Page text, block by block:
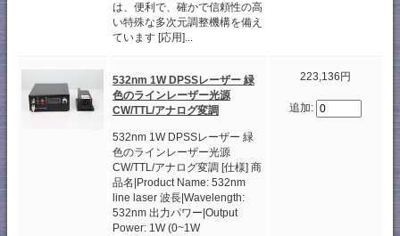
は、便利で、確かで信頼性の高
い特殊な多次元調整機構を備え
ています [応用]...
532nm 1W DPSSレーザー 緑
色のラインレーザー光源
CW/TTL/アナログ変調
532nm 1W DPSSレーザー 緑
色のラインレーザー光源
CW/TTL/アナログ変調 [仕様] 商
品名|Product Name: 532nm
line laser 波長|Wavelength:
532nm 出力パワー|Output
Power: 1W (0~1W
223,136円
追加: